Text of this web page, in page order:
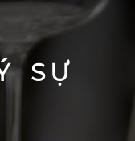
SỰ